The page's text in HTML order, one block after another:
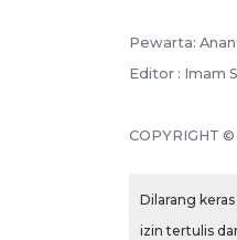
Pewarta:
Editor : Imam
COPYRIGHT
Dilarang
izin tertulis